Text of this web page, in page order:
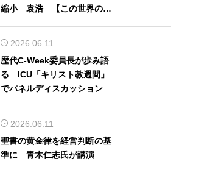
縮小 袁浩 【この世界の片
2026.06.11
歴代C-Week委員長が歩み語
る ICU「キリスト教週間」
でパネルディスカッション
2026.06.11
聖書の黄金律を経営判断の基
準に 青木仁志氏が講演